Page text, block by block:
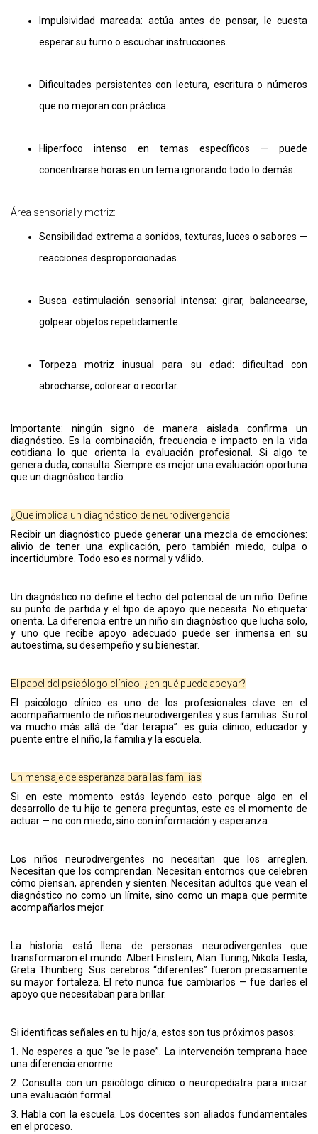
Impulsividad marcada: actúa antes de pensar, le cuesta
esperar su turno o escuchar instrucciones.
Dificultades persistentes con lectura, escritura o números
que no mejoran con práctica.
Hiperfoco intenso en temas específicos — puede
concentrarse horas en un tema ignorando todo lo demás.
Área sensorial y motriz:
Sensibilidad extrema a sonidos, texturas, luces o sabores —
reacciones desproporcionadas.
Busca estimulación sensorial intensa: girar, balancearse,
golpear objetos repetidamente.
Torpeza motriz inusual para su edad: dificultad con
abrocharse, colorear o recortar.
Importante: ningún signo de manera aislada confirma un
diagnóstico. Es la combinación, frecuencia e impacto en la vida
cotidiana lo que orienta la evaluación profesional. Si algo te
genera duda, consulta. Siempre es mejor una evaluación oportuna
que un diagnóstico tardío.
¿Que implica un diagnóstico de neurodivergencia
Recibir un diagnóstico puede generar una mezcla de emociones:
alivio de tener una explicación, pero también miedo, culpa o
incertidumbre. Todo eso es normal y válido.
Un diagnóstico no define el techo del potencial de un niño. Define
su punto de partida y el tipo de apoyo que necesita. No etiqueta:
orienta. La diferencia entre un niño sin diagnóstico que lucha solo,
y uno que recibe apoyo adecuado puede ser inmensa en su
autoestima, su desempeño y su bienestar.
El papel del psicólogo clínico: ¿en qué puede apoyar?
El psicólogo clínico es uno de los profesionales clave en el
acompañamiento de niños neurodivergentes y sus familias. Su rol
va mucho más allá de “dar terapia”: es guía clínico, educador y
puente entre el niño, la familia y la escuela.
Un mensaje de esperanza para las familias
Si en este momento estás leyendo esto porque algo en el
desarrollo de tu hijo te genera preguntas, este es el momento de
actuar — no con miedo, sino con información y esperanza.
Los niños neurodivergentes no necesitan que los arreglen.
Necesitan que los comprendan. Necesitan entornos que celebren
cómo piensan, aprenden y sienten. Necesitan adultos que vean el
diagnóstico no como un límite, sino como un mapa que permite
acompañarlos mejor.
La historia está llena de personas neurodivergentes que
transformaron el mundo: Albert Einstein, Alan Turing, Nikola Tesla,
Greta Thunberg. Sus cerebros “diferentes” fueron precisamente
su mayor fortaleza. El reto nunca fue cambiarlos — fue darles el
apoyo que necesitaban para brillar.
Si identificas señales en tu hijo/a, estos son tus próximos pasos:
1. No esperes a que “se le pase”. La intervención temprana hace
una diferencia enorme.
2. Consulta con un psicólogo clínico o neuropediatra para iniciar
una evaluación formal.
3. Habla con la escuela. Los docentes son aliados fundamentales
en el proceso.